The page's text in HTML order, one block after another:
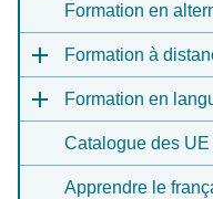
Formation en
Formation à
Formation en
Catalogue des
Apprendre le